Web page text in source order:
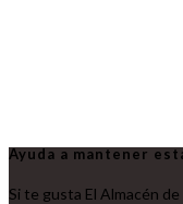
Ayuda a mantener
Si te gusta El Almacén